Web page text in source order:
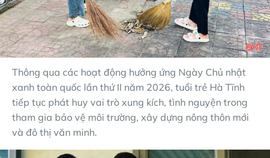
Thông qua các hoạt động hưởng ứng Ngày Chủ nhật
xanh toàn quốc lần thứ II năm 2026, tuổi trẻ Hà Tĩnh
tiếp tục phát huy vai trò xung kích, tình nguyện trong
tham gia bảo vệ môi trường, xây dựng nông thôn mới
và đô thị văn minh.